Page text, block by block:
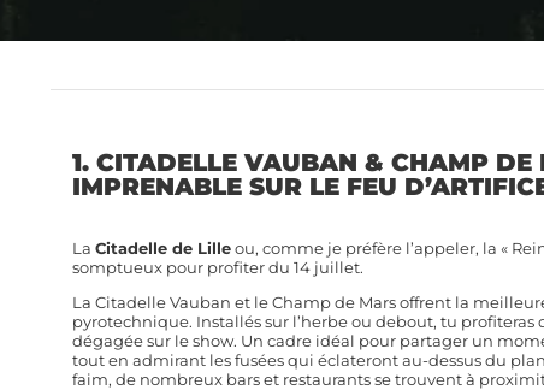
1. CITADELLE VAUBAN & CHAMP DE
IMPRENABLE SUR LE FEU
La Citadelle de Lilleou, comme je préfère l’appeler, la «
somptueux pour profiter du 14 juillet.
La Citadelle Vauban et le Champ de Mars offrent la
pyrotechnique. Installés sur l’herbe ou debout, tu profiteras
dégagée sur le show. Un cadre idéal pour partager un
tout en admirant les fusées qui éclateront au-dessus du
faim, de nombreux bars et restaurants se trouvent à